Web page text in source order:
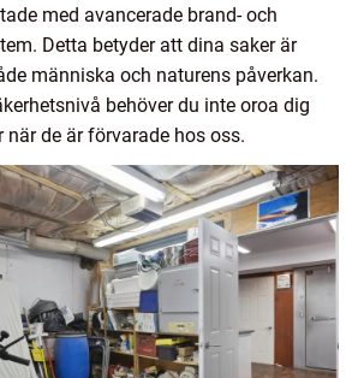
med avancerade brand- och
Detta betyder att dina saker är
människa och naturens påverkan.
behöver du inte oroa dig
de är förvarade hos oss.